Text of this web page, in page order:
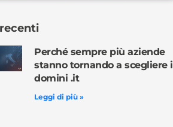
Perché sempre più aziende
stanno tornando a scegliere i
domini .it
Leggi di più »